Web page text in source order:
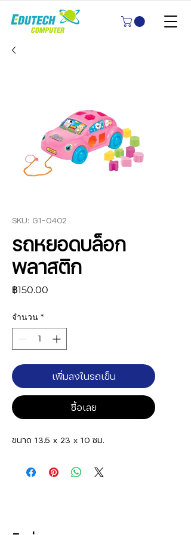
SKU: G1-0402
รถหยอดบล็อก
พลาสติก
฿150.00
จำนวน *
เพิ่มลงในรถเข็น
ซื้อเลย
ขนาด 13.5 x 23 x 10 ซม.